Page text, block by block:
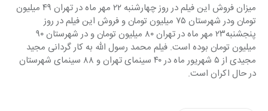
میزان فروش این فیلم در روز چهارشنبه ۲۲ مهر ماه در تهران ۴۹ میلیون
تومان ودر شهرستان ۷۵ میلیون تومان و فروش این فیلم در روز
میلیون تومان بوده است. فیلم محمد رسول الله به کار گردانی مجید
مجیدی از ۵ شهریور ماه در ۴۰ سینمای تهران و ۸۸ سینمای شهرستان
در حال اکران است.